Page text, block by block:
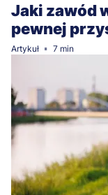
Jaki zawód
pewnej
Artykuł 7 min